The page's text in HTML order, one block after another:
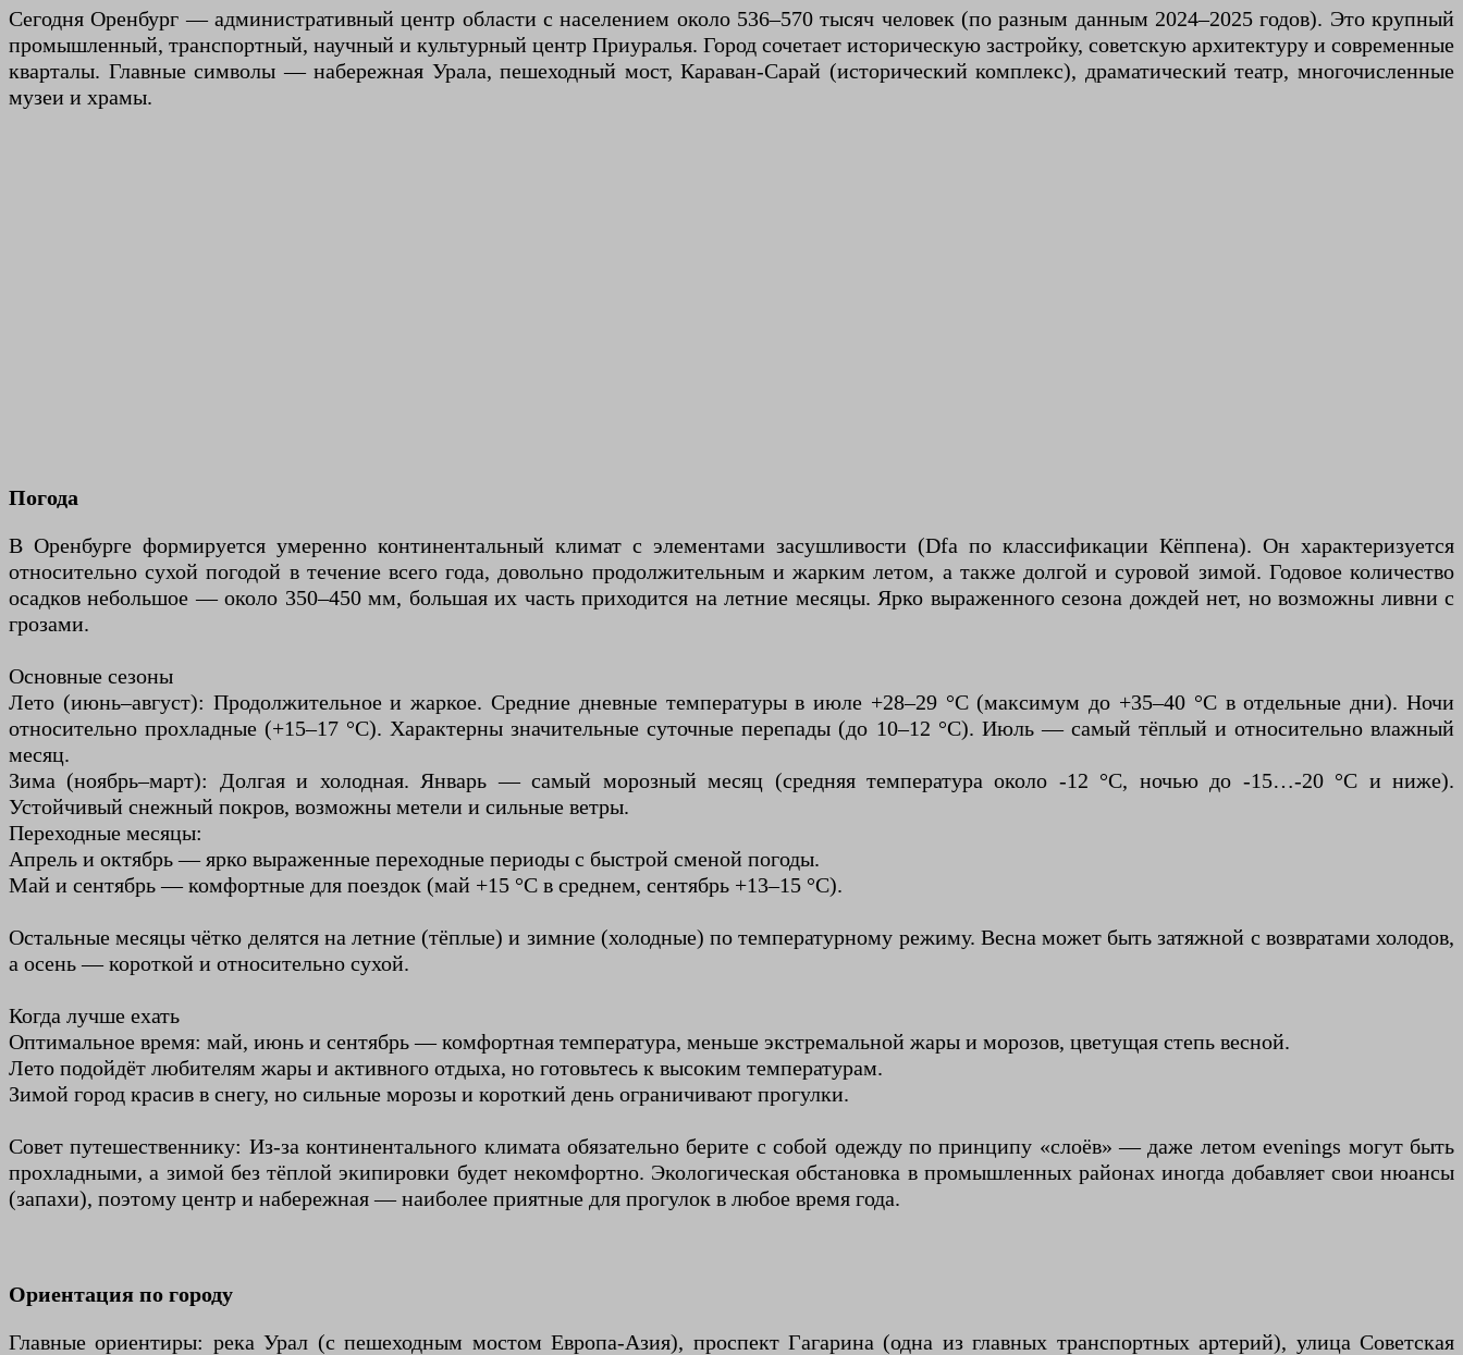
Сегодня Оренбург — административный центр области с населением около 536–570 тысяч человек (по разным данным 2024–2025 годов). Это крупный
промышленный, транспортный, научный и культурный центр Приуралья. Город сочетает историческую застройку, советскую архитектуру и современные
кварталы. Главные символы — набережная Урала, пешеходный мост, Караван-Сарай (исторический комплекс), драматический театр, многочисленные
музеи и храмы.
Погода
В Оренбурге формируется умеренно континентальный климат с элементами засушливости (Dfa по классификации Кёппена). Он характеризуется
относительно сухой погодой в течение всего года, довольно продолжительным и жарким летом, а также долгой и суровой зимой. Годовое количество
осадков небольшое — около 350–450 мм, большая их часть приходится на летние месяцы. Ярко выраженного сезона дождей нет, но возможны ливни с
грозами.
Основные сезоны
Лето (июнь–август): Продолжительное и жаркое. Средние дневные температуры в июле +28–29 °C (максимум до +35–40 °C в отдельные дни). Ночи
относительно прохладные (+15–17 °C). Характерны значительные суточные перепады (до 10–12 °C). Июль — самый тёплый и относительно влажный
месяц.
Зима (ноябрь–март): Долгая и холодная. Январь — самый морозный месяц (средняя температура около -12 °C, ночью до -15…-20 °C и ниже).
Устойчивый снежный покров, возможны метели и сильные ветры.
Переходные месяцы:
Апрель и октябрь — ярко выраженные переходные периоды с быстрой сменой погоды.
Май и сентябрь — комфортные для поездок (май +15 °C в среднем, сентябрь +13–15 °C).
Остальные месяцы чётко делятся на летние (тёплые) и зимние (холодные) по температурному режиму. Весна может быть затяжной с возвратами холодов,
а осень — короткой и относительно сухой.
Когда лучше ехать
Оптимальное время: май, июнь и сентябрь — комфортная температура, меньше экстремальной жары и морозов, цветущая степь весной.
Лето подойдёт любителям жары и активного отдыха, но готовьтесь к высоким температурам.
Зимой город красив в снегу, но сильные морозы и короткий день ограничивают прогулки.
Совет путешественнику: Из-за континентального климата обязательно берите с собой одежду по принципу «слоёв» — даже летом evenings могут быть
прохладными, а зимой без тёплой экипировки будет некомфортно. Экологическая обстановка в промышленных районах иногда добавляет свои нюансы
(запахи), поэтому центр и набережная — наиболее приятные для прогулок в любое время года.
Ориентация по городу
Главные ориентиры: река Урал (с пешеходным мостом Европа-Азия), проспект Гагарина (одна из главных транспортных артерий), улица Советская